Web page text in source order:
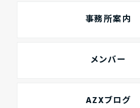
事務所案内
メンバー
AZXブログ